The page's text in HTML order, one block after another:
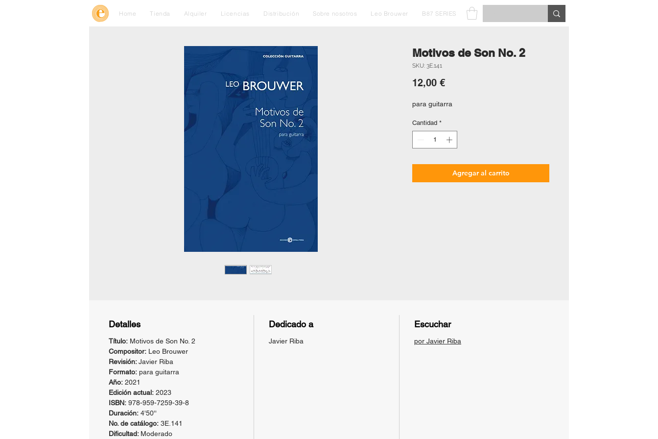
Home Tienda Alquiler Licencias Distribución Sobre nosotros Leo Brouwer B87 SERIES
Motivos de Son No. 2
SKU: 3E.141
12,00 €Precio
para guitarra
Cantidad *
Agregar al carrito
Detalles
Título: Motivos de Son No. 2
Compositor: Leo Brouwer
Revisión:Javier Riba
Formato: para guitarra
Año: 2021
Edición actual: 2023
ISBN: 978-959-7259-39-8
Duración: 4'50''
No. de catálogo: 3E.141
Dificultad: Moderado
Dedicado a
Javier Riba
Escuchar
por Javier Riba